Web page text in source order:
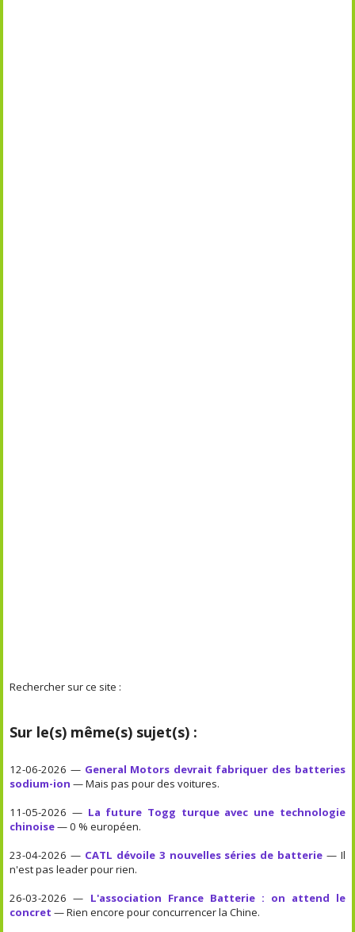
Rechercher sur ce site :
Sur le(s) même(s) sujet(s) :
12-06-2026 — General Motors devrait fabriquer des batteries
sodium-ion — Mais pas pour des voitures.
11-05-2026 — La future Togg turque avec une technologie
chinoise— 0 % européen.
23-04-2026 — CATL dévoile 3 nouvelles séries de batterie— Il
n'est pas leader pour rien.
26-03-2026 — L'association France Batterie : on attend le
concret — Rien encore pour concurrencer la Chine.